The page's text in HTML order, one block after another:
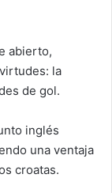
abierto,
la
de gol.
inglés
una ventaja
croatas.